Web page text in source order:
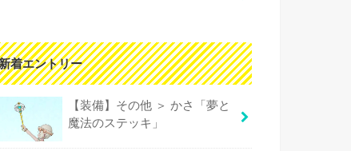
着エントリー
【装備】その他 ＞ かさ「夢と
魔法のステッキ」